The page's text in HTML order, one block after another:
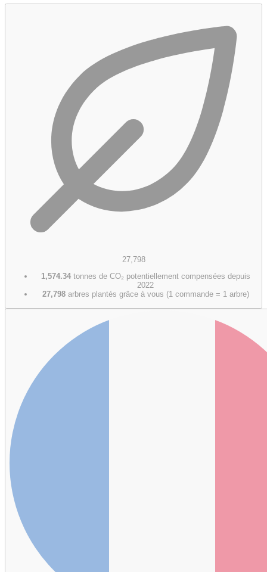
27,798
1,574.34tonnes de CO₂ potentiellement compensées depuis
2022
27,798 arbres plantés grâce à vous (1 commande = 1 arbre)